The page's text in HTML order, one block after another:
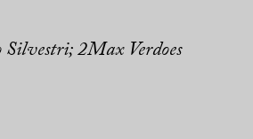
2Max Verdoes